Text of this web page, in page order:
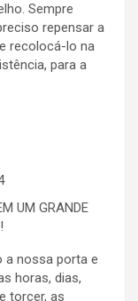
Sempre
repensar a
recolocá-lo na
para a
UM GRANDE
a nossa porta e
horas, dias,
torcer, as